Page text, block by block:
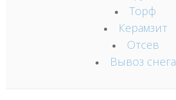
Торф
Керамзит
Отсев
Вывоз снега